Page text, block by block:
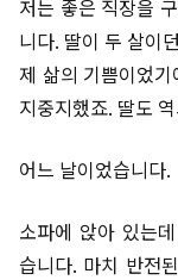
저는 좋은 직장을
니다. 딸이 두 살이
제 삶의 기쁨이었
지중지했죠. 딸도
어느 날이었습니다.
소파에 앉아 있는
습니다. 마치 반전